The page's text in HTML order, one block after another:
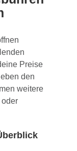
Preise
den
weitere
oder